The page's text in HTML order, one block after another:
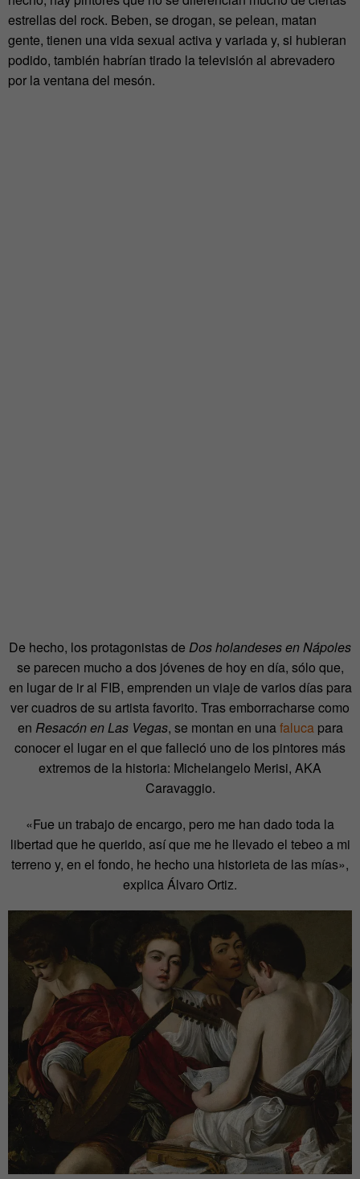
estrellas del rock. Beben, se drogan, se pelean, matan
gente, tienen una vida sexual activa y variada y, si hubieran
podido, también habrían tirado la televisión al abrevadero
por la ventana del mesón.
De hecho, los protagonistas de Dos holandeses en Nápoles
se parecen mucho a dos jóvenes de hoy en día, sólo que,
en lugar de ir al FIB, emprenden un viaje de varios días para
ver cuadros de su artista favorito. Tras emborracharse como
en Resacón en Las Vegas, se montan en unafalucapara
conocer el lugar en el que falleció uno de los pintores más
extremos de la historia: Michelangelo Merisi, AKA
Caravaggio.
«Fue un trabajo de encargo, pero me han dado toda la
libertad que he querido, así que me he llevado el tebeo a mi
terreno y, en el fondo, he hecho una historieta de las mías»,
explica Álvaro Ortiz.